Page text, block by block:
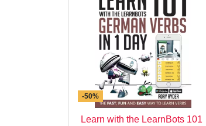
-50%
Learn with the LearnBots 101